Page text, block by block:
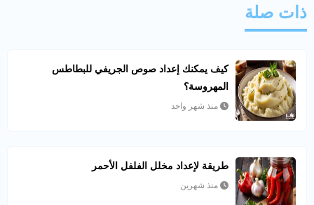
ذات صلة
كيف يمكنك إعداد صوص الجريفي للبطاطس
المهروسة؟
منذ شهر واحد
طريقة لإعداد مخلل الفلفل الأحمر
منذ شهرين